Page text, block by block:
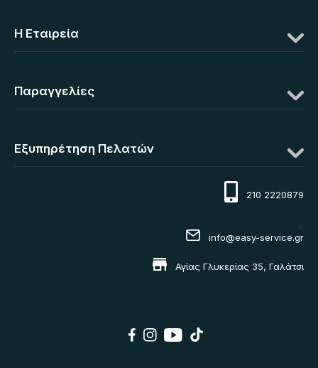
Η Eταιρεία
Παραγγελίες
Εξυπηρέτηση Πελατών
210 2220879
<
info@easy-service.gr
Αγίας Γλυκερίας 35, Γαλάτσι